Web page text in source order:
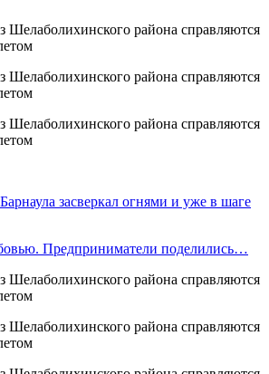
засверкал огнями и уже в шаге
Предприниматели поделились…